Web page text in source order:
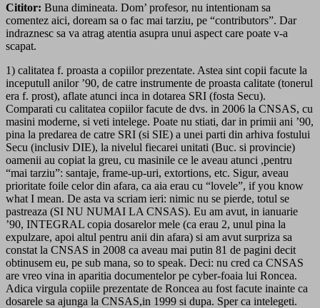
Cititor: Buna dimineata. Dom’ profesor, nu intentionam sa
comentez aici, doream sa o fac mai tarziu, pe “contributors”. Dar
indraznesc sa va atrag atentia asupra unui aspect care poate v-a
scapat.
1) calitatea f. proasta a copiilor prezentate. Astea sint copii facute la
inceputull anilor ’90, de catre instrumente de proasta calitate (tonerul
era f. prost), aflate atunci inca in dotarea SRI (fosta Secu).
Comparati cu calitatea copiilor facute de dvs. in 2006 la CNSAS, cu
masini moderne, si veti intelege. Poate nu stiati, dar in primii ani ’90,
pina la predarea de catre SRI (si SIE) a unei parti din arhiva fostului
Secu (inclusiv DIE), la nivelul fiecarei unitati (Buc. si provincie)
oamenii au copiat la greu, cu masinile ce le aveau atunci ,pentru
“mai tarziu”: santaje, frame-up-uri, extortions, etc. Sigur, aveau
prioritate foile celor din afara, ca aia erau cu “lovele”, if you know
what I mean. De asta va scriam ieri: nimic nu se pierde, totul se
pastreaza (SI NU NUMAI LA CNSAS). Eu am avut, in ianuarie
’90, INTEGRAL copia dosarelor mele (ca erau 2, unul pina la
expulzare, apoi altul pentru anii din afara) si am avut surpriza sa
constat la CNSAS in 2008 ca aveau mai putin 81 de pagini decit
obtinusem eu, pe sub mana, so to speak. Deci: nu cred ca CNSAS
are vreo vina in aparitia documentelor pe cyber-foaia lui Roncea.
Adica virgula copiile prezentate de Roncea au fost facute inainte ca
dosarele sa ajunga la CNSAS,in 1999 si dupa. Sper ca intelegeti.